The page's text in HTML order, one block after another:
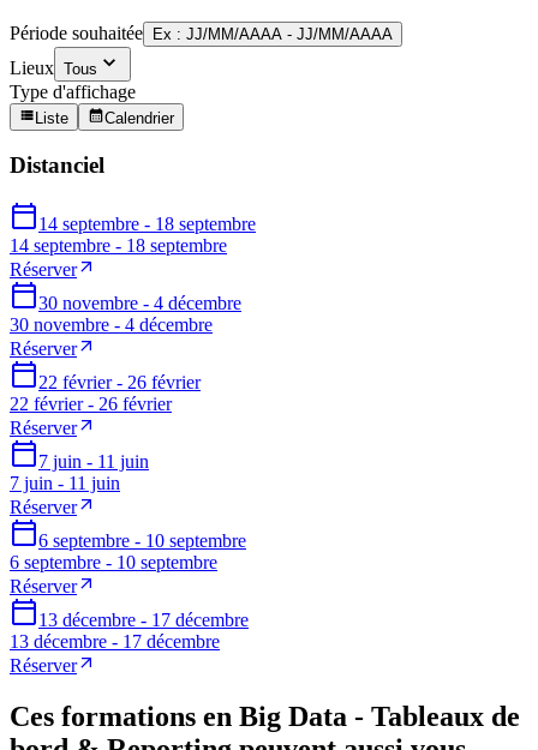
Période souhaitée Ex : JJ/MM/AAAA - JJ/MM/AAAA
Lieux Tous
Type d'affichage
Liste Calendrier
Distanciel
14 septembre - 18 septembre
14 septembre - 18 septembre
Réserver
30 novembre - 4 décembre
30 novembre - 4 décembre
Réserver
22 février - 26 février
22 février - 26 février
Réserver
7 juin - 11 juin
7 juin - 11 juin
Réserver
6 septembre - 10 septembre
6 septembre - 10 septembre
Réserver
13 décembre - 17 décembre
13 décembre - 17 décembre
Réserver
Ces formations en Big Data - Tableaux de